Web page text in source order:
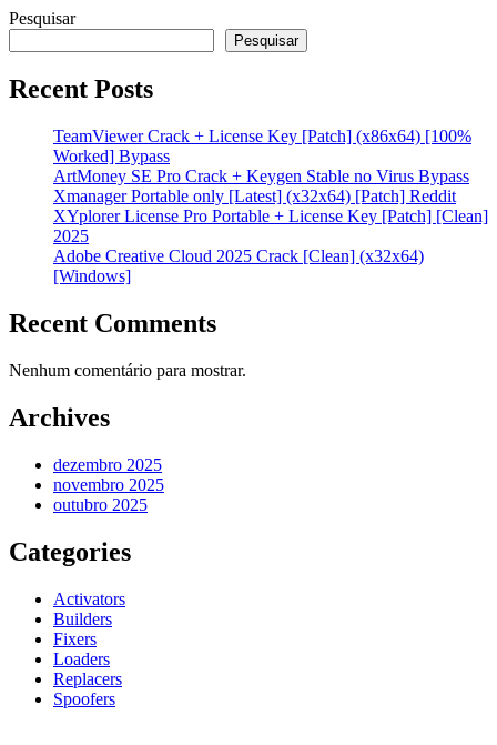
Pesquisar
Pesquisar
Recent Posts
TeamViewer Crack + License Key [Patch] (x86x64) [100%
Worked] Bypass
ArtMoney SE Pro Crack + Keygen Stable no Virus Bypass
Xmanager Portable only [Latest] (x32x64) [Patch] Reddit
XYplorer License Pro Portable + License Key [Patch] [Clean]
2025
Adobe Creative Cloud 2025 Crack [Clean] (x32x64)
[Windows]
Recent Comments
Nenhum comentário para mostrar.
Archives
dezembro 2025
novembro 2025
outubro 2025
Categories
Activators
Builders
Fixers
Loaders
Replacers
Spoofers